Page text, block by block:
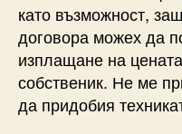
като възможност,
договора можех да
изплащане на
собственик. Не ме
да придобия